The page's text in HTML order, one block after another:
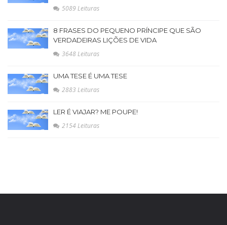
5089 Leituras
8 FRASES DO PEQUENO PRÍNCIPE QUE SÃO
VERDADEIRAS LIÇÕES DE VIDA
3648 Leituras
UMA TESE É UMA TESE
2883 Leituras
LER É VIAJAR? ME POUPE!
2154 Leituras